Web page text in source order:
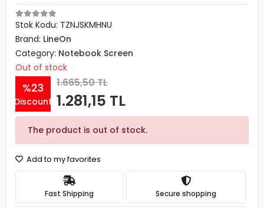
Stok Kodu: TZNJSKMHNU
Brand: LineOn
Category: Notebook Screen
Out of stock
%23
Discount
1.665,50 TL
1.281,15 TL
The product is out of stock.
Add to my favorites
Fast Shipping Secure shopping